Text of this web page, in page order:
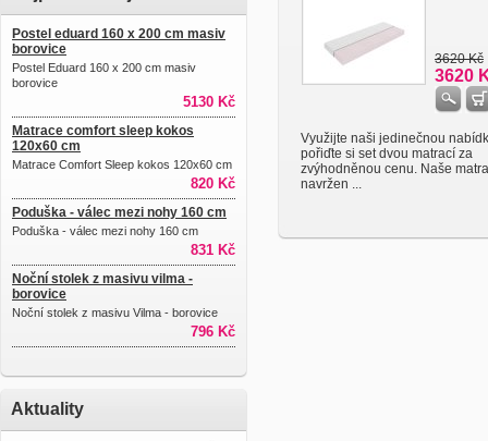
Postel eduard 160 x 200 cm masiv
borovice
Postel Eduard 160 x 200 cm masiv
borovice
5130 Kč
Matrace comfort sleep kokos
120x60 cm
Matrace Comfort Sleep kokos 120x60 cm
820 Kč
Poduška - válec mezi nohy 160 cm
Poduška - válec mezi nohy 160 cm
831 Kč
Noční stolek z masivu vilma -
borovice
Noční stolek z masivu Vilma - borovice
796 Kč
Aktuality
3620 Kč
3620
Využijte naši jedinečnou
pořiďte si set dvou matrací za
zvýhodněnou cenu. Naše
navržen ...